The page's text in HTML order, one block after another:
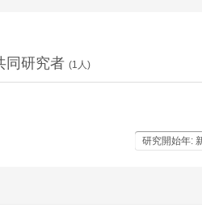
同研究者 (1 人)